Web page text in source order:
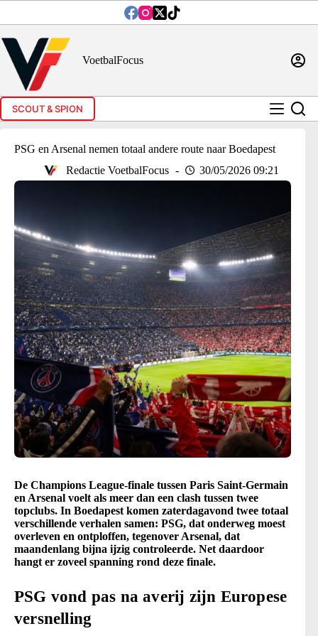
inhoud
VoetbalFocus
SCOUT & SPION
PSG en Arsenal nemen totaal andere route naar Boedapest
Redactie VoetbalFocus
30/05/2026 09:21
De Champions League-finale tussen Paris Saint-Germain
en Arsenal voelt als meer dan een clash tussen twee
topclubs. In Boedapest komen zaterdagavond twee totaal
verschillende verhalen samen: PSG, dat onderweg moest
overleven en ontploffen, tegenover Arsenal, dat
maandenlang bijna ijzig controleerde. Net daardoor
hangt er zoveel spanning rond deze finale.
PSG vond pas na averij zijn Europese
versnelling